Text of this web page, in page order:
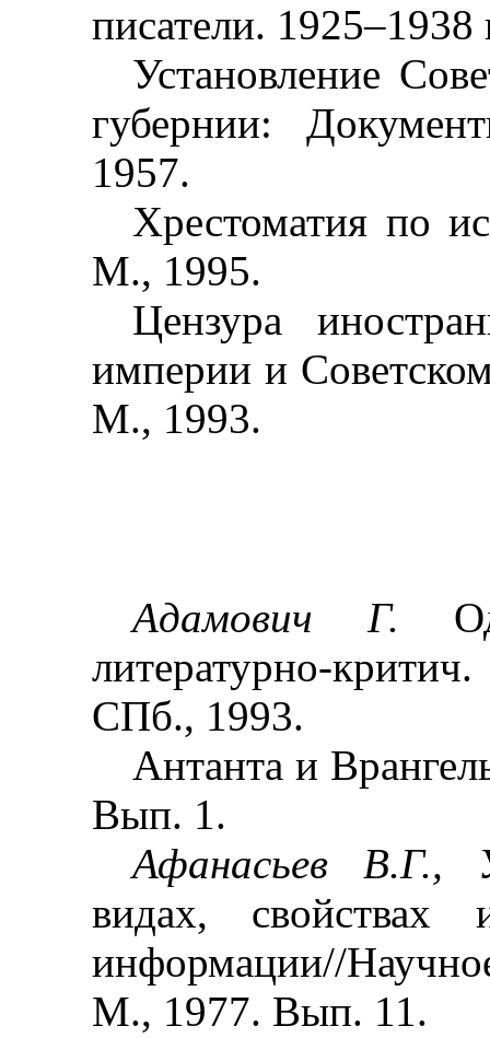
писатели. 1925–1938
Установление
губернии:
1957.
Хрестоматия по
М., 1995.
Цензура
империи и
М., 1993.
Адамович Г.
литературно-
СПб., 1993.
Антанта и
Вып. 1.
Афанасьев
видах, свойствах
информации//
М., 1977. Вып. 11.